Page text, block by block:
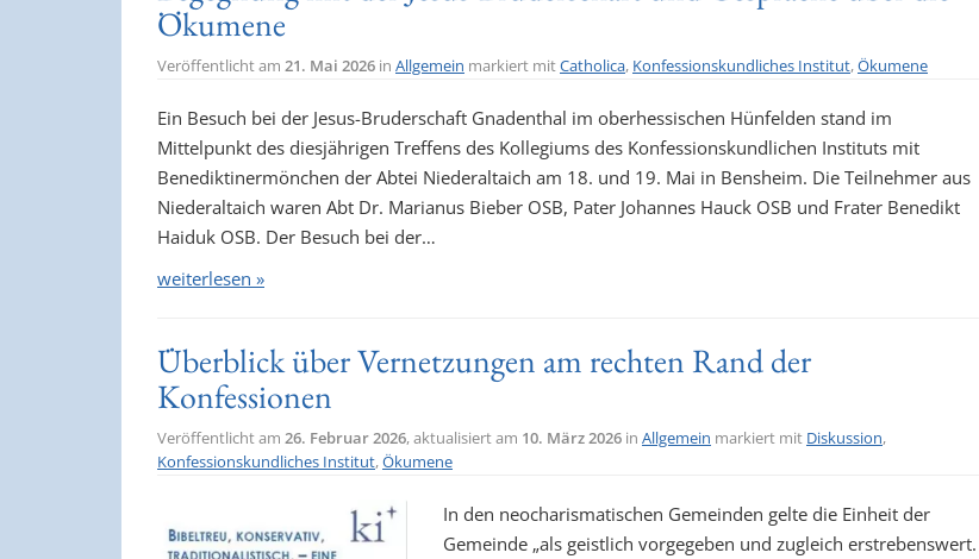
Ökumene
Veröffentlicht am 21. Mai 2026 in Allgemein markiert mitCatholica, Konfessionskundliches Institut,Ökumene
Ein Besuch bei der Jesus-Bruderschaft Gnadenthal im oberhessischen Hünfelden stand im
Mittelpunkt des diesjährigen Treffens des Kollegiums des Konfessionskundlichen Instituts mit
Benediktinermönchen der Abtei Niederaltaich am 18. und 19. Mai in Bensheim. Die Teilnehmer aus
Niederaltaich waren Abt Dr. Marianus Bieber OSB, Pater Johannes Hauck OSB und Frater Benedikt
Haiduk OSB. Der Besuch bei der…
weiterlesen »
Überblick über Vernetzungen am rechten Rand der
Konfessionen
Veröffentlicht am 26. Februar 2026, aktualisiert am 10. März 2026 in Allgemein markiert mit Diskussion,
Konfessionskundliches Institut,Ökumene
In den neocharismatischen Gemeinden gelte die Einheit der
Gemeinde „als geistlich vorgegeben und zugleich erstrebenswert.